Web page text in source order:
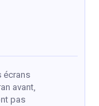
écrans
avant,
pas